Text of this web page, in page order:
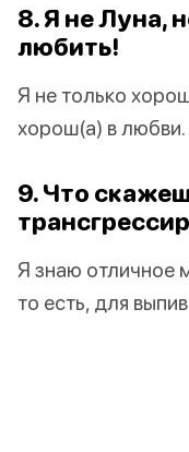
8. Я не Луна,
любить!
Я не только
хорош(а) в любви.
9. Что
Я знаю отличное
то есть, для